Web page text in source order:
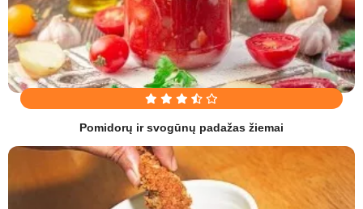
Pomidorų ir svogūnų padažas žiemai